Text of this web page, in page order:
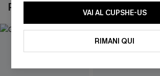
POTREBBE INTERESSARTI ANCHE
VAI AL CUPSHE-US
RIMANI QUI